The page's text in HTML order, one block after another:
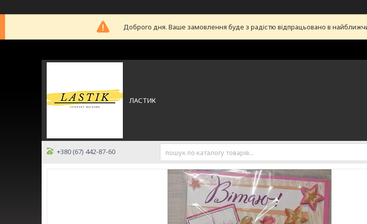
Доброго дня. Ваше замовлення буде з радістю відпрацьовано в
ЛАСТИК
+380 (67) 442-87-60